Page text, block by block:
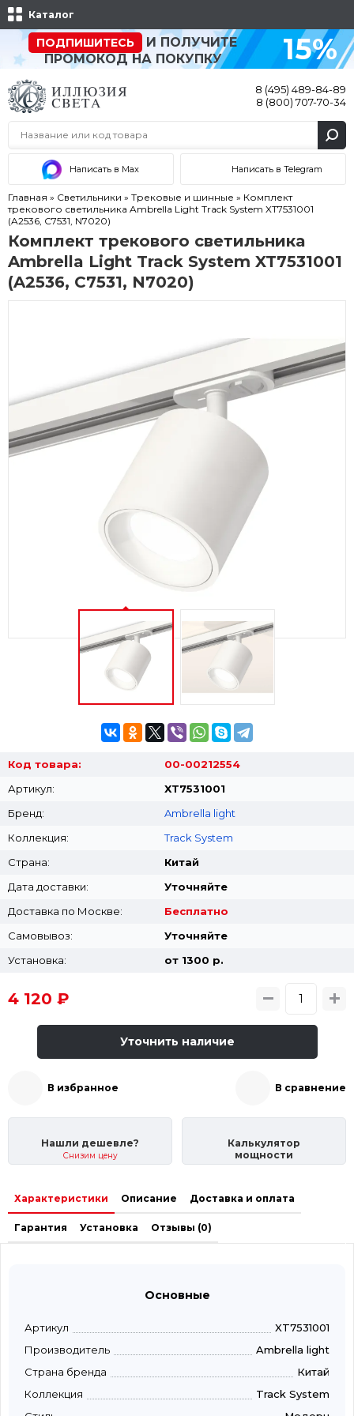
Каталог
ПОДПИШИТЕСЬ
И ПОЛУЧИТЕ
ПРОМОКОД НА ПОКУПКУ
15%
8 (495) 489-84-89
8 (800) 707-70-34
Написать в Max Написать в Telegram
Главная » Светильники » Трековые и шинные » Комплект
трекового светильника Ambrella Light Track System XT7531001
(A2536, C7531, N7020)
Комплект трекового светильника
Ambrella Light Track System XT7531001
(A2536, C7531, N7020)
Код товара:
00-00212554
Артикул:
XT7531001
Бренд:
Ambrella light
Коллекция:
Track System
Страна:
Китай
Дата доставки:
Уточняйте
Доставка по Москве:
Бесплатно
Самовывоз:
Уточняйте
Установка:
от 1300 p.
4 120 ₽
Уточнить наличие
В избранное В сравнение
Нашли дешевле?
Снизим цену
Калькулятор
мощности
Характеристики Описание Доставка и оплата
Гарантия Установка Отзывы (0)
Основные
Артикул
XT7531001
Производитель
Ambrella light
Страна бренда
Китай
Коллекция
Track System